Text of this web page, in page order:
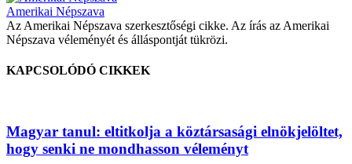
Amerikai Népszava
Az Amerikai Népszava szerkesztőségi cikke. Az írás az Amerikai
Népszava véleményét és álláspontját tükrözi.
KAPCSOLÓDÓ CIKKEK
Magyar tanul: eltitkolja a köztársasági elnökjelöltet,
hogy senki ne mondhasson véleményt